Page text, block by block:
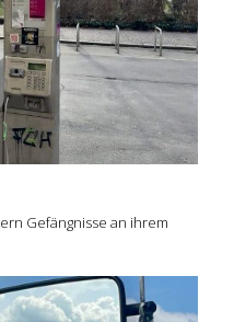
Gefängnisse an ihrem